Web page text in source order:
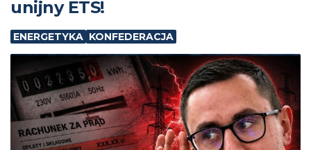
unijny ETS!
ENERGETYKA KONFEDERACJA